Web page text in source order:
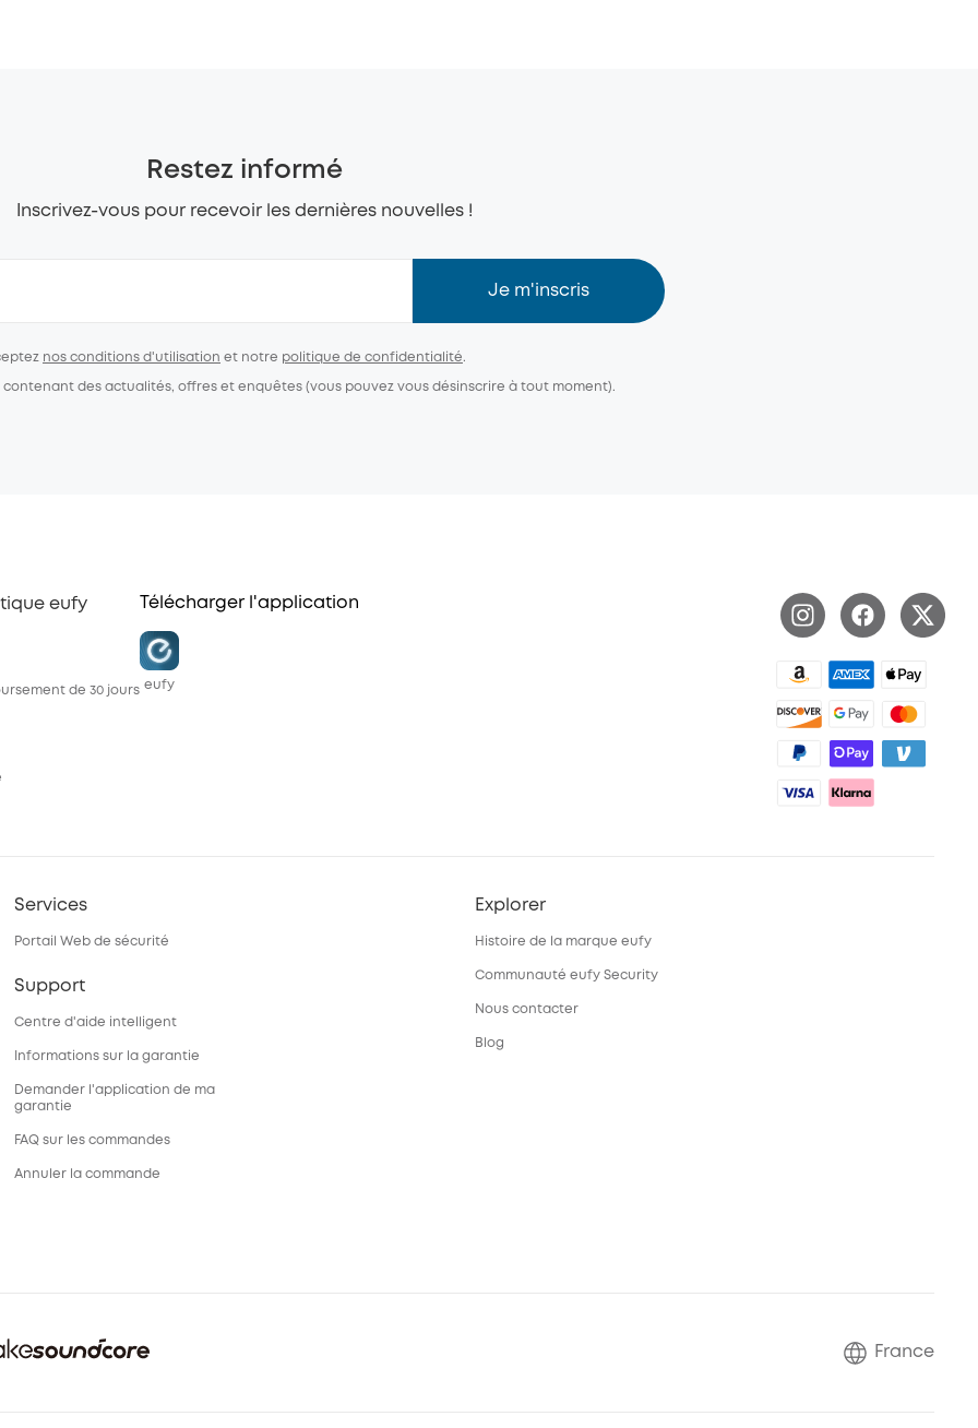
Restez informé
Inscrivez-vous pour recevoir les dernières nouvelles !
Je m'inscris
nos conditions d'utilisation et notre politique de confidentialité.
contenant des actualités, offres et enquêtes (vous pouvez vous désinscrire à tout moment).
eufy
de 30 jours
Télécharger l'application
eufy
Services
Portail Web de sécurité
Support
Centre d'aide intelligent
Informations sur la garantie
Demander l'application de ma
garantie
FAQ sur les commandes
Annuler la commande
Explorer
Histoire de la marque eufy
Communauté eufy Security
Nous contacter
Blog
France